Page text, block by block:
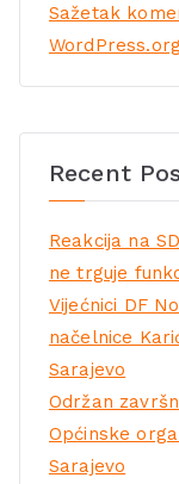
Sažetak
Recent
Reakcija na
ne trguje
Vijećnici DF
načelnice
Sarajevo
Održan
Općinske
Sarajevo